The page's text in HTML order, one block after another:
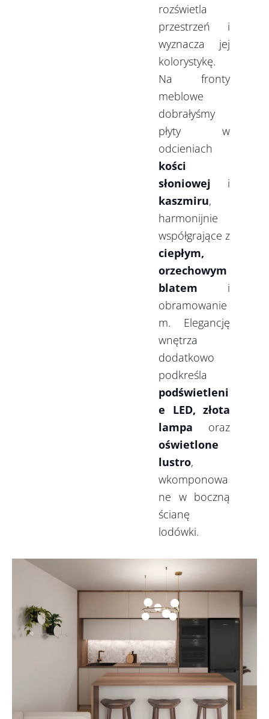
rozświetla
przestrzeń i
wyznacza jej
kolorystykę.
Na fronty
meblowe
dobrałyśmy
płyty w
odcieniach
kości
słoniowej i
kaszmiru,
harmonijnie
współgrające z
ciepłym,
orzechowym
blatem i
obramowanie
m. Elegancję
wnętrza
dodatkowo
podkreśla
podświetleni
e LED, złota
lampa oraz
oświetlone
lustro,
wkomponowa
ne w boczną
ścianę
lodówki.